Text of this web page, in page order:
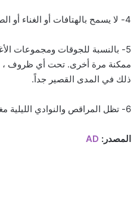
4- لا يسمح بالهتافات أو الغناء أو الصراخ في مجموعة.
5- بالنسبة للجوقات ومجموعات
ذلك في المدى القصير جداً.
6- تظل المراقص والنوادي الليلية مغلقة حتى 1 سبتمبر.
المصدر: AD